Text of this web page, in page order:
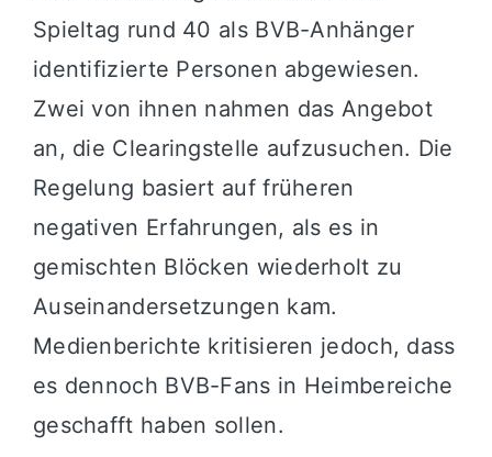
Spieltag rund 40 als BVB-Anhänger
identifizierte Personen abgewiesen.
Zwei von ihnen nahmen das Angebot
an, die Clearingstelle aufzusuchen. Die
Regelung basiert auf früheren
negativen Erfahrungen, als es in
gemischten Blöcken wiederholt zu
Auseinandersetzungen kam.
Medienberichte kritisieren jedoch, dass
es dennoch BVB-Fans in Heimbereiche
geschafft haben sollen.